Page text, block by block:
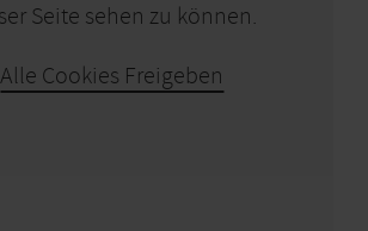
Seite sehen zu können.
Alle Cookies Freigeben